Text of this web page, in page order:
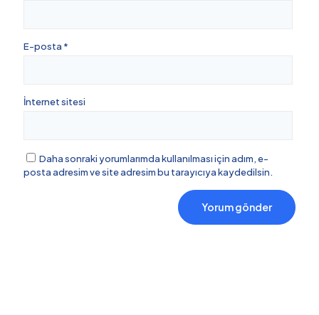
E-posta *
İnternet sitesi
Daha sonraki yorumlarımda kullanılması için adım, e-
posta adresim ve site adresim bu tarayıcıya kaydedilsin.